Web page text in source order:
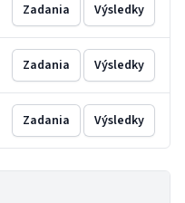
Zadania Výsledky
Zadania Výsledky
Zadania Výsledky